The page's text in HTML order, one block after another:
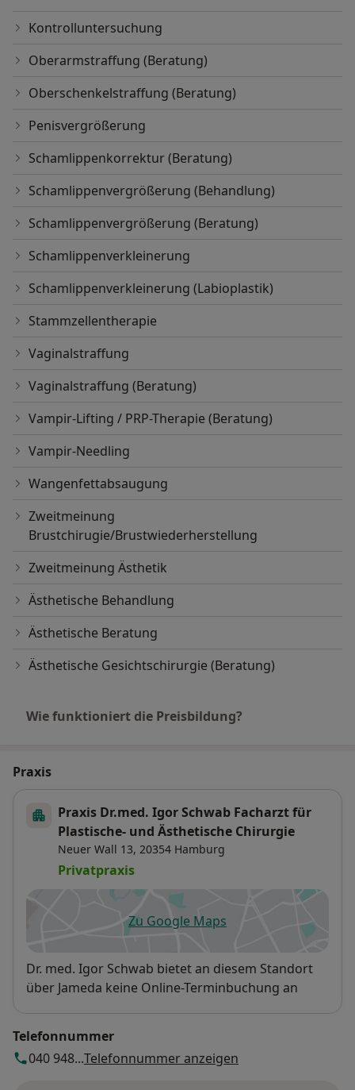
Kontrolluntersuchung
Oberarmstraffung (Beratung)
Oberschenkelstraffung (Beratung)
Penisvergrößerung
Schamlippenkorrektur (Beratung)
Schamlippenvergrößerung (Behandlung)
Schamlippenvergrößerung (Beratung)
Schamlippenverkleinerung
Schamlippenverkleinerung (Labioplastik)
Stammzellentherapie
Vaginalstraffung
Vaginalstraffung (Beratung)
Vampir-Lifting / PRP-Therapie (Beratung)
Vampir-Needling
Wangenfettabsaugung
Zweitmeinung
Brustchirugie/Brustwiederherstellung
Zweitmeinung Ästhetik
Ästhetische Behandlung
Ästhetische Beratung
Ästhetische Gesichtschirurgie (Beratung)
Wie funktioniert die Preisbildung?
Praxis
Praxis Dr.med. Igor Schwab Facharzt für
Plastische- und Ästhetische Chirurgie
Neuer Wall 13, 20354 Hamburg
Privatpraxis
Zu Google Mapsöffnet in einer neuen
Verfügbarkeit
Dr. med. Igor Schwab bietet an diesem Standort
über Jameda keine Online-Terminbuchung an
Telefonnummer
040 948...Telefonnummer anzeigen